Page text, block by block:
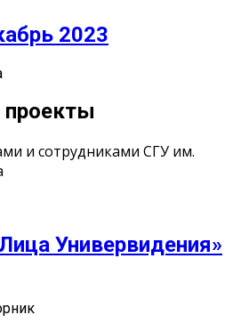
2023
и сотрудниками СГУ им.
Универвидения»